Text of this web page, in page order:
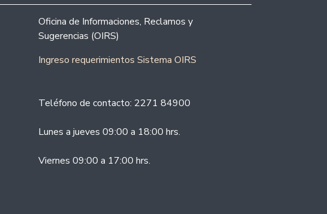
Oficina de Informaciones, Reclamos y
Sugerencias (OIRS)
Ingreso requerimientos Sistema OIRS
Teléfono de contacto: 2271 84900
Lunes a jueves 09:00 a 18:00 hrs.
Viernes 09:00 a 17:00 hrs.